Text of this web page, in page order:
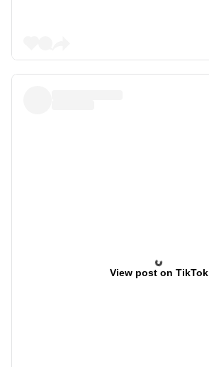
View post on TikTok